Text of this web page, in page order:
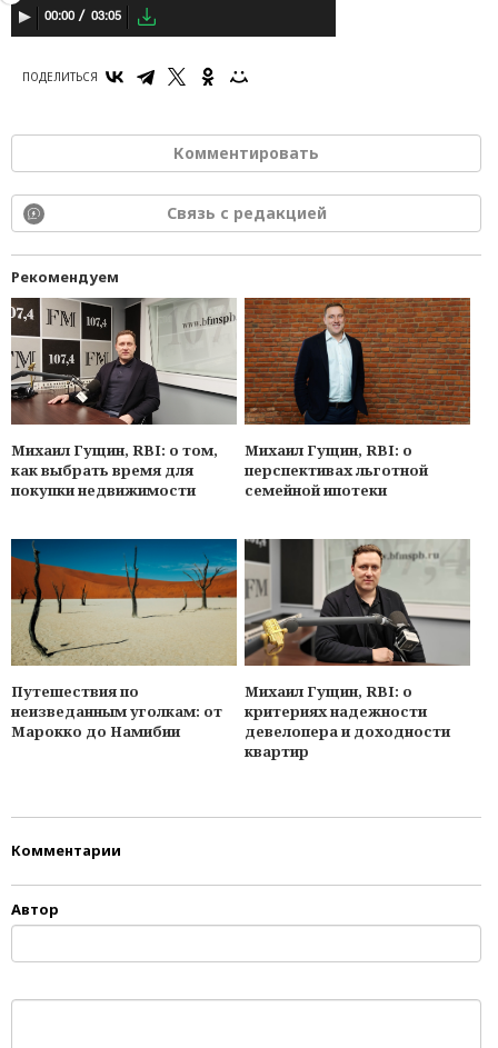
00:00 03:05
ПОДЕЛИТЬСЯ
Комментировать
Связь с редакцией
Рекомендуем
Михаил Гущин, RBI: о том,
как выбрать время для
покупки недвижимости
Михаил Гущин, RBI: о
перспективах льготной
семейной ипотеки
Путешествия по
неизведанным уголкам: от
Марокко до Намибии
Михаил Гущин, RBI: о
критериях надежности
девелопера и доходности
квартир
Комментарии
Автор